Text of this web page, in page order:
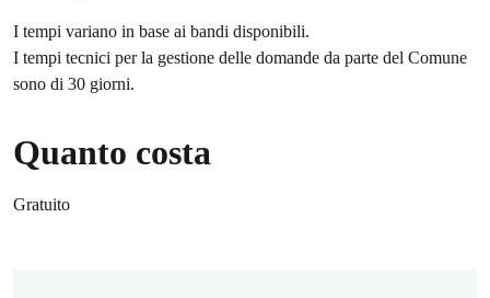
I tempi variano in base ai bandi disponibili.
I tempi tecnici per la gestione delle domande da parte del Comune
sono di 30 giorni.
Quanto costa
Gratuito